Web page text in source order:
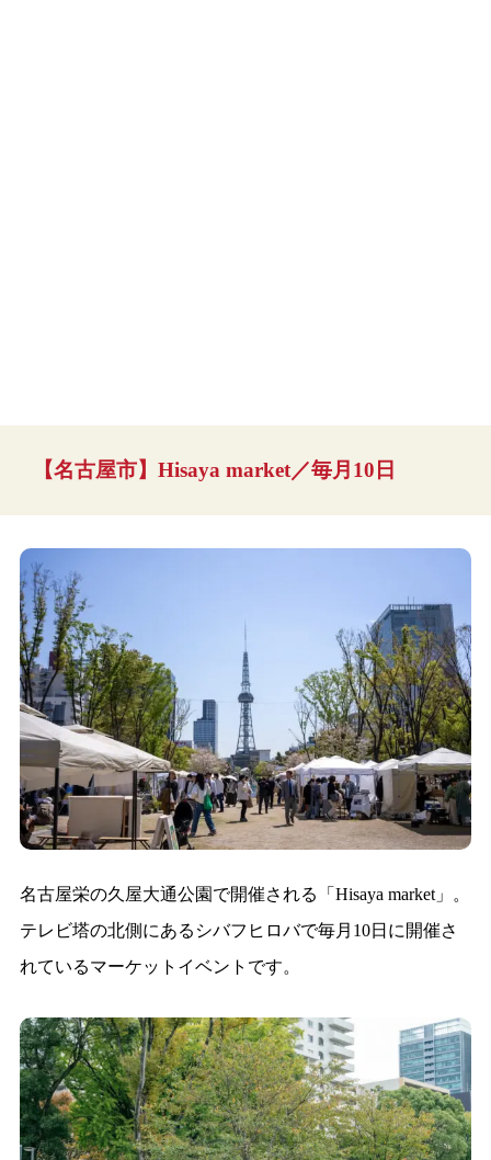
【名古屋市】Hisaya market／毎月10日
名古屋栄の久屋大通公園で開催される「Hisaya market」。
テレビ塔の北側にあるシバフヒロバで毎月10日に開催さ
れているマーケットイベントです。